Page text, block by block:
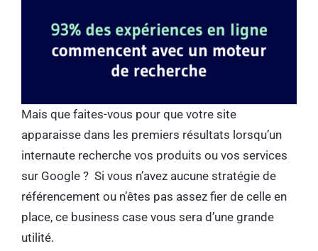
Mais que faites-vous pour que votre site
apparaisse dans les premiers résultats lorsqu’un
internaute recherche vos produits ou vos services
sur Google ? Si vous n’avez aucune stratégie de
référencement ou n’êtes pas assez fier de celle en
place, ce business case vous sera d’une grande
utilité.